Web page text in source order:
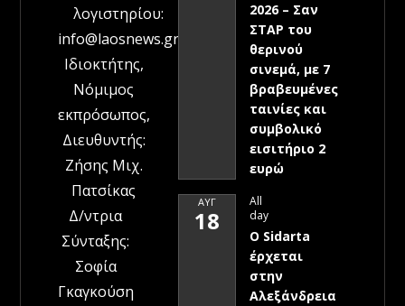
λογιστηρίου:
info@laosnews.gr
Ιδιοκτήτης,
Νόμιμος
εκπρόσωπος,
Διευθυντής:
Ζήσης Μιχ.
Πατσίκας
Δ/ντρια
Σύνταξης:
Σοφία
Γκαγκούση
2026 – Σαν
ΣΤΑΡ του
θερινού
σινεμά, με 7
βραβευμένες
ταινίες και
συμβολικό
εισιτήριο 2
ευρώ
ΑΥΓ
18
All
day
Ο Sidarta
έρχεται
στην
Αλεξάνδρεια